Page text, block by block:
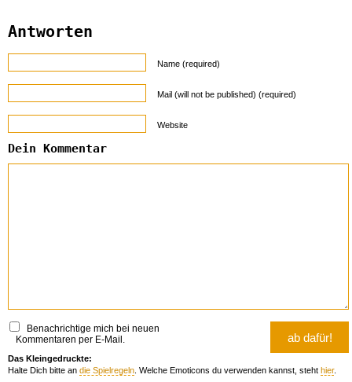
Antworten
Name (required)
Mail (will not be published) (required)
Website
Dein Kommentar
Benachrichtige mich bei neuen
Kommentaren per E-Mail.
Das Kleingedruckte:
Halte Dich bitte an die Spielregeln . Welche Emoticons du verwenden kannst, steht hier.